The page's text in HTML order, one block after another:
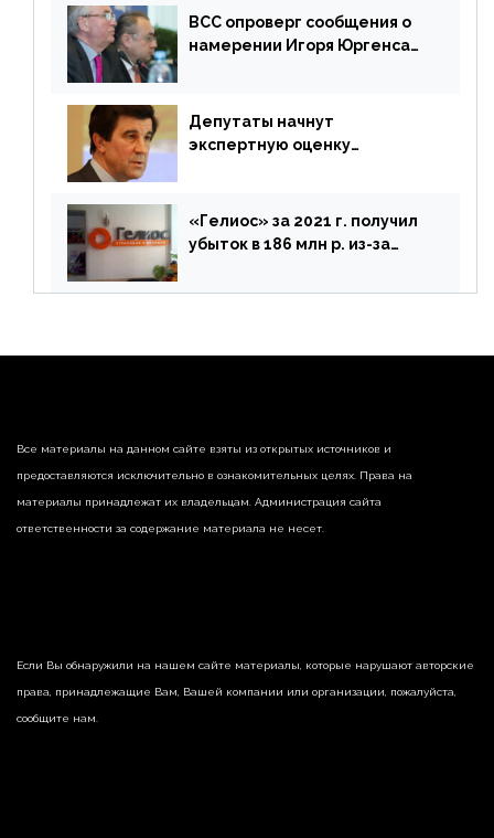
ВСС опроверг сообщения о
намерении Игоря Юргенса
Депутаты начнут
экспертную оценку
«Гелиос» за 2021 г. получил
убыток в 186 млн р. из-за
реализации недвижимости
Все материалы на данном сайте взяты из открытых источников и
предоставляются исключительно в ознакомительных целях. Права на
материалы принадлежат их владельцам. Администрация сайта
ответственности за содержание материала не несет.
Если Вы обнаружили на нашем сайте материалы, которые нарушают авторские
права, принадлежащие Вам, Вашей компании или организации, пожалуйста,
сообщите нам.